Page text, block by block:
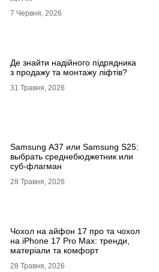
7 Червня, 2026
Де знайти надійного підрядника
з продажу та монтажу ліфтів?
31 Травня, 2026
Samsung A37 или Samsung S25:
выбрать среднебюджетник или
суб-флагман
28 Травня, 2026
Чохол на айфон 17 про та чохол
на iPhone 17 Pro Max: тренди,
матеріали та комфорт
28 Травня, 2026